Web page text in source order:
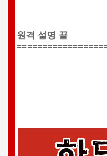
원격 설명 끝